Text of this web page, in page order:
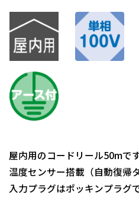
屋内用のコードリール50mです
温度センサー搭載（自動復帰
入力プラグはポッキンプラグで